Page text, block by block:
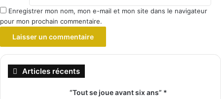
Enregistrer mon nom, mon e-mail et mon site dans le navigateur
pour mon prochain commentaire.
Articles récents
“Tout se joue avant six ans” *